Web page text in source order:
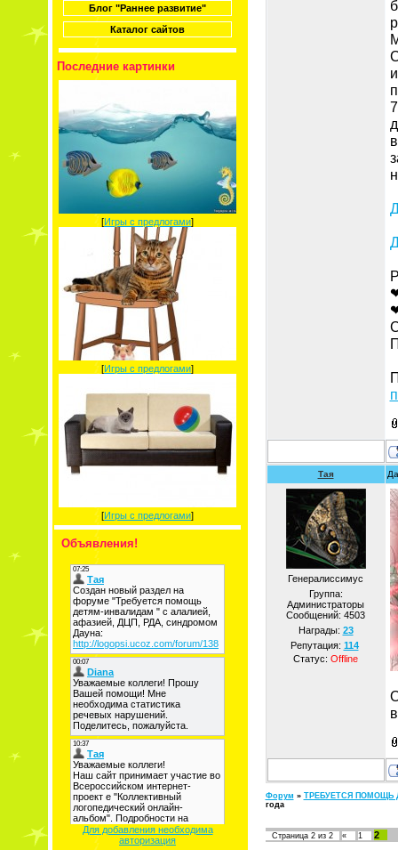
Блог "Раннее развитие"
Каталог сайтов
Последние картинки
[Игры с предлогами]
[Игры с предлогами]
[Игры с предлогами]
Объявления!
Для добавления необходима
авторизация
Тая
Генералиссимус
Группа:
Администраторы
Сообщений: 4503
Награды: 23
Репутация: 114
Статус: Offline
Форум » ТРЕБУЕТСЯ ПОМОЩЬ
года
Страница 2из 2 « 1 2